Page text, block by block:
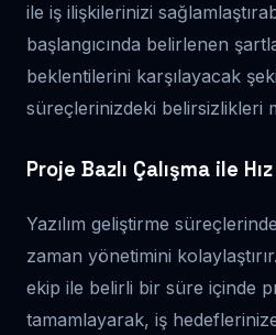
ile iş ilişkilerinizi
başlangıcında belirlenen
beklentilerini karşılayacak
süreçlerinizdeki belirsizlikleri
Proje Bazlı Çalışma ile
Yazılım geliştirme süreçlerinde
zaman yönetimini
ekip ile belirli bir süre içinde
tamamlayarak, iş